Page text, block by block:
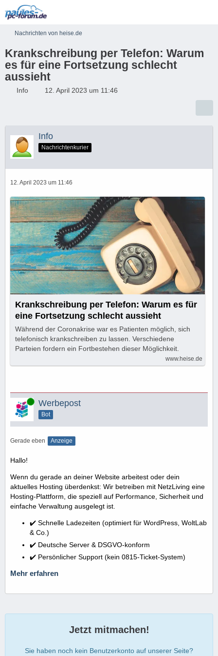
Nachrichten von heise.de
Krankschreibung per Telefon: Warum
es für eine Fortsetzung schlecht
aussieht
Info 12. April 2023 um 11:46
Info
Nachrichtenkurier
12. April 2023 um 11:46
Krankschreibung per Telefon: Warum es für
eine Fortsetzung schlecht aussieht
Während der Coronakrise war es Patienten möglich, sich
telefonisch krankschreiben zu lassen. Verschiedene
Parteien fordern ein Fortbestehen dieser Möglichkeit.
www.heise.de
Online Werbepost
Bot
Gerade eben Anzeige
Hallo!
Wenn du gerade an deiner Website arbeitest oder dein
aktuelles Hosting überdenkst: Wir betreiben mit NetzLiving eine
Hosting-Plattform, die speziell auf Performance, Sicherheit und
einfache Verwaltung ausgelegt ist.
✔️ Schnelle Ladezeiten (optimiert für WordPress, WoltLab
& Co.)
✔️ Deutsche Server & DSGVO-konform
✔️ Persönlicher Support (kein 0815-Ticket-System)
Mehr erfahren
Jetzt mitmachen!
Sie haben noch kein Benutzerkonto auf unserer Seite?